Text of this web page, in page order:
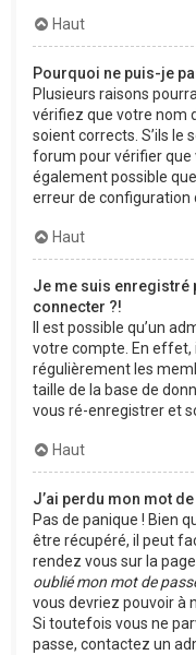
Haut
Pourquoi ne puis-je
Plusieurs raisons
vérifiez que votre nom
soient corrects. S’ils le
forum pour vérifier que
également possible
erreur de configuration
Haut
Je me suis enregistré
connecter ?!
Il est possible qu’un
votre compte. En effet,
régulièrement les
taille de la base de
vous ré-enregistrer et
Haut
J’ai perdu mon mot
Pas de panique ! Bien
être récupéré, il peut
rendez vous sur la
oublié mon mot de
vous devriez pouvoir à
Si toutefois vous ne
passe, contactez un